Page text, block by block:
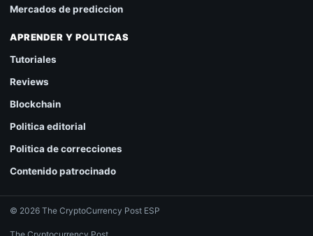
Mercados de prediccion
APRENDER Y POLITICAS
Tutoriales
Reviews
Blockchain
Politica editorial
Politica de correcciones
Contenido patrocinado
© 2026 The CryptoCurrency Post ESP